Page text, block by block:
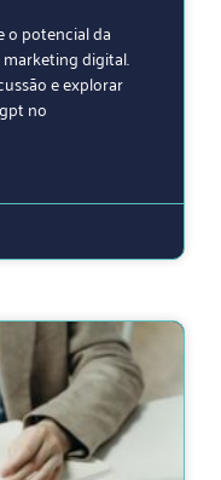
o potencial da
digital.
e explorar
no